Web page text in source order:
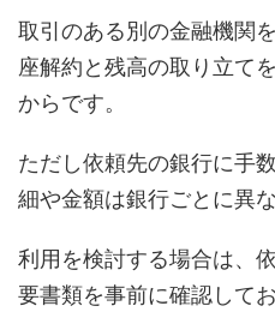
取引のある別の金融機関
座解約と残高の取り立て
からです。
ただし依頼先の銀行に手
細や金額は銀行ごとに異な
利用を検討する場合は、
要書類を事前に確認して